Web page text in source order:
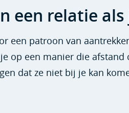
een relatie
een patroon van
op een manier die afstand
dat ze niet bij je kan